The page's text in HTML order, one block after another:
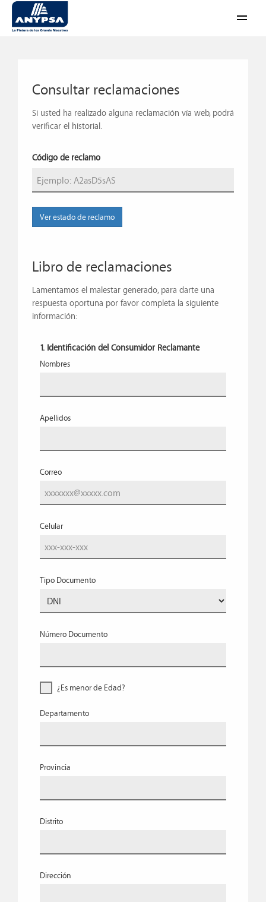
menú
Consultar reclamaciones
Si usted ha realizado alguna reclamación vía web, podrá
verificar el historial.
Código de reclamo
Ver estado de reclamo
Libro de reclamaciones
Lamentamos el malestar generado, para darte una
respuesta oportuna por favor completa la siguiente
información:
1. Identificación del Consumidor Reclamante
Nombres
Apellidos
Correo
Celular
Tipo Documento
Número Documento
¿Es menor de Edad?
Departamento
Provincia
Distrito
Dirección